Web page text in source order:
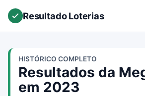
Resultado Loterias
HISTÓRICO COMPLETO
Resultados da
em 2023